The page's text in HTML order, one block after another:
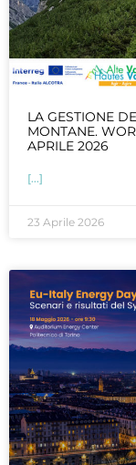
LA GESTIONE
MONTANE.
APRILE 2026
[...]
23 Aprile 2026